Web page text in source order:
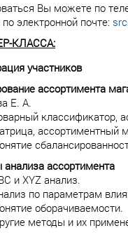
Вы можете по
электронной почте:
КЛАССА:
участников
ассортимента
Е. А.
классификатор,
ассортиментный
ассортимента
и XYZ анализ.
по параметрам
оборачиваемости.
методы и их